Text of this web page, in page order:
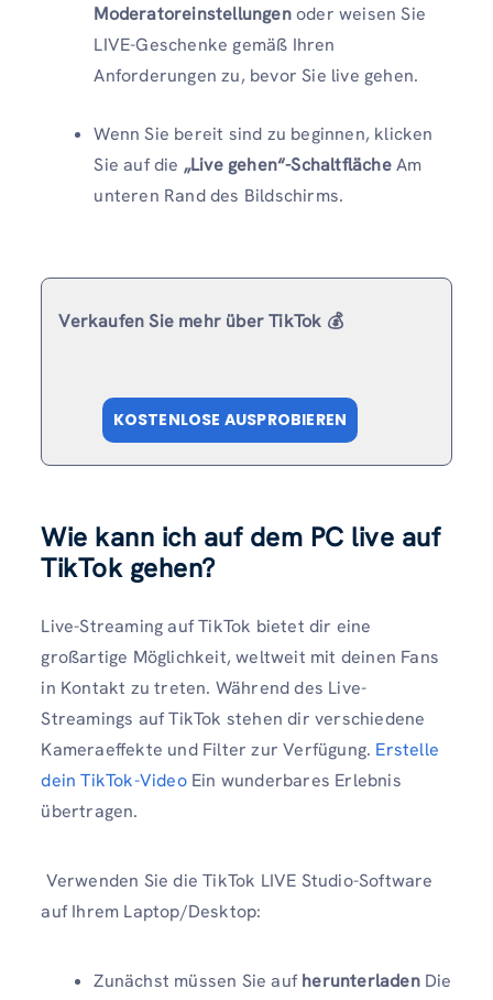
Moderatoreinstellungenoder weisen Sie
LIVE-Geschenke gemäß Ihren
Anforderungen zu, bevor Sie live gehen.
Wenn Sie bereit sind zu beginnen, klicken
Sie auf die „Live gehen“-SchaltflächeAm
unteren Rand des Bildschirms.
Verkaufen Sie mehr über TikTok 💰
KOSTENLOSE AUSPROBIEREN
Wie kann ich auf dem PC live auf
TikTok gehen?
Live-Streaming auf TikTok bietet dir eine
großartige Möglichkeit, weltweit mit deinen Fans
in Kontakt zu treten. Während des Live-
Streamings auf TikTok stehen dir verschiedene
Kameraeffekte und Filter zur Verfügung. Erstelle
dein TikTok-Video Ein wunderbares Erlebnis
übertragen.
Verwenden Sie die TikTok LIVE Studio-Software
auf Ihrem Laptop/Desktop:
Zunächst müssen Sie aufherunterladenDie